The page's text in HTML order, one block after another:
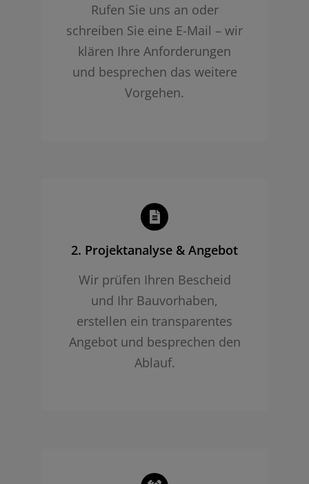
Rufen Sie uns an oder
schreiben Sie eine E-Mail – wir
klären Ihre Anforderungen
und besprechen das weitere
Vorgehen.
2. Projekt­analyse & Angebot
Wir prüfen Ihren Bescheid
und Ihr Bauvorhaben,
erstellen ein transparentes
Angebot und besprechen den
Ablauf.